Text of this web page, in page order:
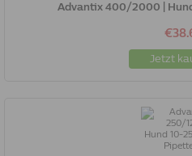
Advantix 400/2000 |
Jetzt